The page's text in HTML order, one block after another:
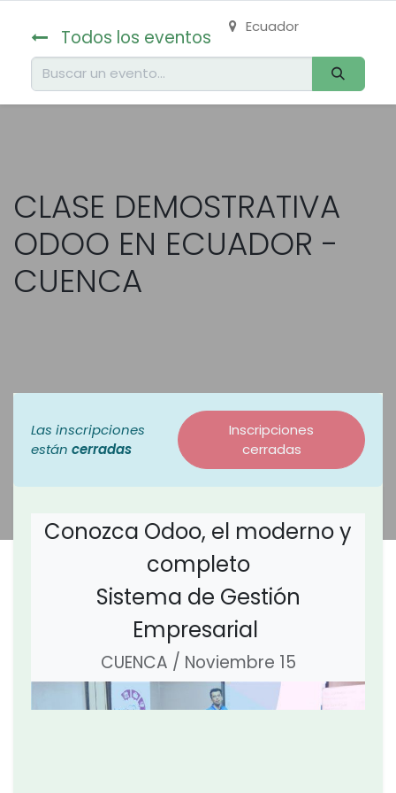
Todos los eventos Ecuador
CLASE DEMOSTRATIVA
ODOO EN ECUADOR -
CUENCA
Las inscripciones
están cerradas
Inscripciones
cerradas
Conozca Odoo, el moderno y
completo
Sistema de Gestión
Empresarial
CUENCA / Noviembre 15